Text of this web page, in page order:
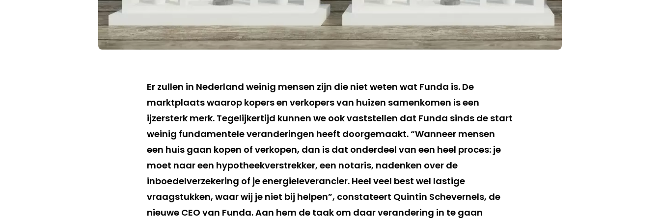
Er zullen in Nederland weinig mensen zijn die niet weten wat Funda is. De
marktplaats waarop kopers en verkopers van huizen samenkomen is een
ijzersterk merk. Tegelijkertijd kunnen we ook vaststellen dat Funda sinds de start
weinig fundamentele veranderingen heeft doorgemaakt. “Wanneer mensen
een huis gaan kopen of verkopen, dan is dat onderdeel van een heel proces: je
moet naar een hypotheekverstrekker, een notaris, nadenken over de
inboedelverzekering of je energieleverancier. Heel veel best wel lastige
vraagstukken, waar wij je niet bij helpen”, constateert Quintin Schevernels, de
nieuwe CEO van Funda. Aan hem de taak om daar verandering in te gaan